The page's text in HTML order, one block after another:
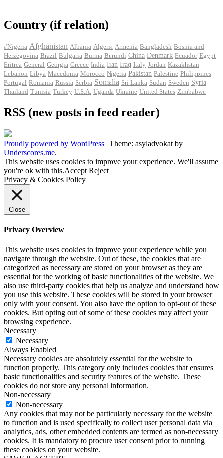
Country (if relation)
#Nigeria Afghanistan Albania Algeria Armenia Bangladesh Bosnia and
Herzegovina Brazil Bulgaria Burma Burundi China Denmark Ecuador Egypt
Eritrea General Georgia Greece India Iran Iraq Italy Jordan Kazakhstan
Lebanon Libya Macedonia Morocco Nigeria Pakistan Palestine Philippines
Portugal Romania Russia Serbia Somalia Sri Lanka Sudan Sweden Syria
Thailand Tunisia Turkey U.S.A. Uganda Ukraine United States Zimbabwe
RSS (new posts in feed reader)
Proudly powered by WordPress | Theme: asyladvokat by
Underscores.me.
This website uses cookies to improve your experience. We'll assume
you're ok with this.Accept Reject
Privacy & Cookies Policy
Close
Privacy Overview
This website uses cookies to improve your experience while you
navigate through the website. Out of these, the cookies that are
categorized as necessary are stored on your browser as they are
essential for the working of basic functionalities of the website. We
also use third-party cookies that help us analyze and understand how
you use this website. These cookies will be stored in your browser
only with your consent. You also have the option to opt-out of these
cookies. But opting out of some of these cookies may affect your
browsing experience.
Necessary
Necessary
Always Enabled
Necessary cookies are absolutely essential for the website to
function properly. This category only includes cookies that ensures
basic functionalities and security features of the website. These
cookies do not store any personal information.
Non-necessary
Non-necessary
Any cookies that may not be particularly necessary for the website
to function and is used specifically to collect user personal data via
analytics, ads, other embedded contents are termed as non-necessary
cookies. It is mandatory to procure user consent prior to running
these cookies on your website.